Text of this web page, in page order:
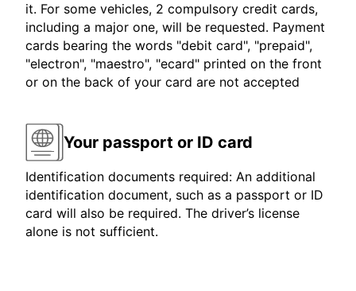
it. For some vehicles, 2 compulsory credit cards,
including a major one, will be requested. Payment
cards bearing the words "debit card", "prepaid",
"electron", "maestro", "ecard" printed on the front
or on the back of your card are not accepted
Your passport or ID card
Identification documents required: An additional
identification document, such as a passport or ID
card will also be required. The driver’s license
alone is not sufficient.